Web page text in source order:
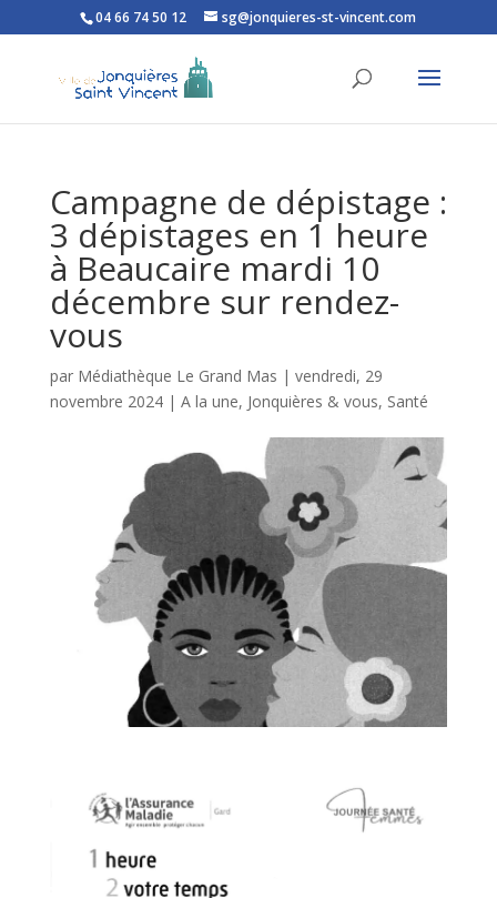
Ouvrir la barre d’outils
04 66 74 50 12 sg@jonquieres-st-vincent.com
Campagne de dépistage :
3 dépistages en 1 heure
à Beaucaire mardi 10
décembre sur rendez-
vous
par Médiathèque Le Grand Mas | vendredi, 29
novembre 2024| A la une, Jonquières & vous, Santé